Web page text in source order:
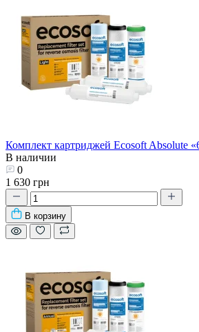
Комплект картриджей Ecosoft Absolute
В наличии
0
1 630 грн
В корзину